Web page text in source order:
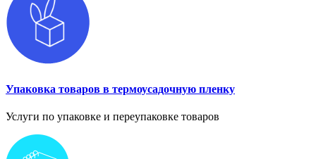
Упаковка товаров в термоусадочную пленку
Услуги по упаковке и переупаковке товаров